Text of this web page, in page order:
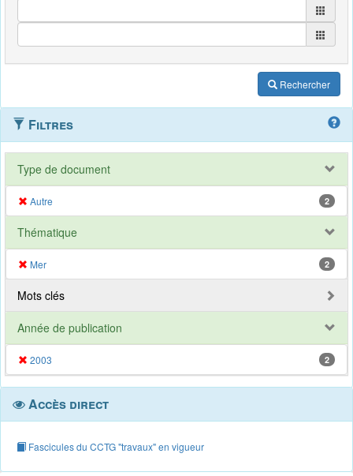
Rechercher
Filtres
Type de document
Autre 2
Thématique
Mer 2
Mots clés
Année de publication
2003 2
Accès direct
Fascicules du CCTG "travaux" en vigueur